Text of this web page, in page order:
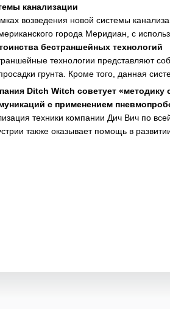
канализации
возведения новой системы
города Меридиан, с
бестраншейных технологий
технологии представляют
грунта. Кроме того, данная
Ditch Witch советует «методику
с применением
техники компании Дич Вич по
также оказывает помощь в